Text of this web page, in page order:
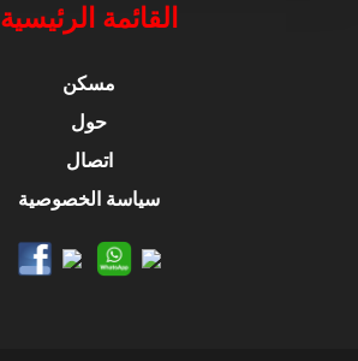
القائمة الرئيسية
مسكن
حول
اتصال
سياسة الخصوصية